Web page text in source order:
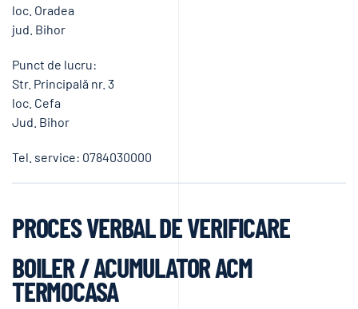
loc. Oradea
jud. Bihor
Punct de lucru:
Str. Principală nr. 3
loc. Cefa
Jud. Bihor
Tel. service: 0784030000
PROCES VERBAL DE VERIFICARE
BOILER / ACUMULATOR ACM
TERMOCASA